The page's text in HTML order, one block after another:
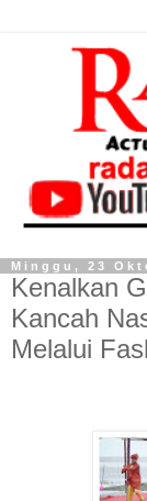
Minggu, 23
Kenalkan
Kancah
Melalui